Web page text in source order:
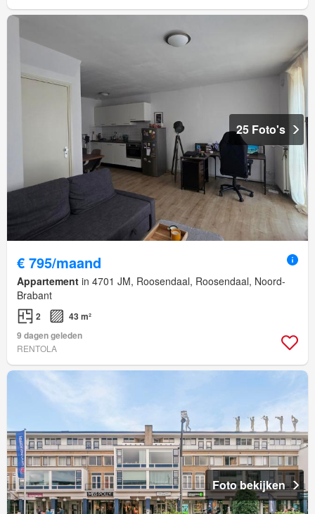
25 Foto's
€ 795/maand
Appartement in 4701 JM, Roosendaal, Roosendaal, Noord-
Brabant
2
43 m²
9 dagen geleden
RENTOLA
Foto bekijken